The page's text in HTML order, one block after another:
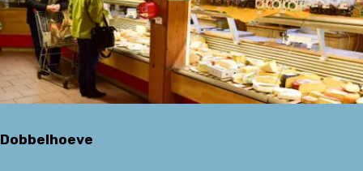
l
r
o
u
t
N
j
S
w
a
n
n
Dobbelhoeve